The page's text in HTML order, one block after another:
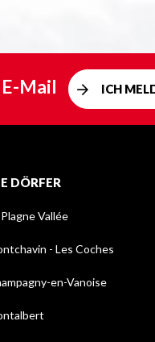
Mail ICH
DÖRFER
Vallée
- Les Coches
en-Vanoise